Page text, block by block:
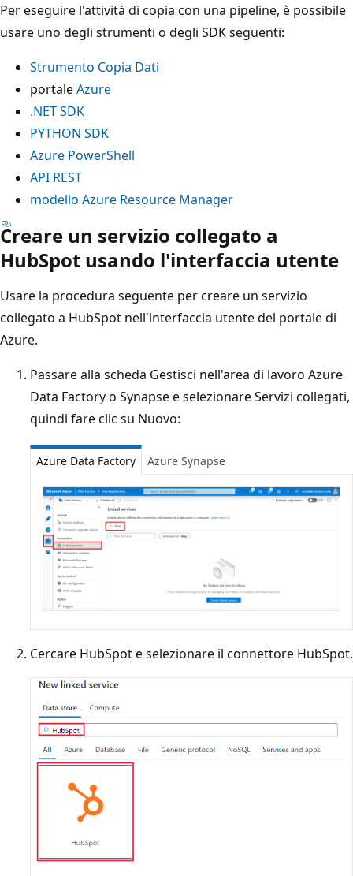
Per eseguire l'attività di copia con una pipeline, è possibile
usare uno degli strumenti o degli SDK seguenti:
Strumento Copia Dati
portaleAzure
.NET SDK
PYTHON SDK
Azure PowerShell
API REST
modello Azure Resource Manager
Creare un servizio collegato a
HubSpot usando l'interfaccia utente
Usare la procedura seguente per creare un servizio
collegato a HubSpot nell'interfaccia utente del portale di
Azure.
Passare alla scheda Gestisci nell'area di lavoro Azure
Data Factory o Synapse e selezionare Servizi collegati,
quindi fare clic su Nuovo:
Azure Data Factory Azure Synapse
Cercare HubSpot e selezionare il connettore HubSpot.